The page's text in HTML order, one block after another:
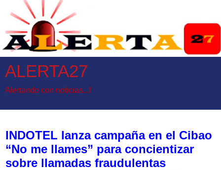
ALERTA27
Alertando con noticias...!
INDOTEL lanza campaña en el Cibao
“No me llames” para concientizar
sobre llamadas fraudulentas